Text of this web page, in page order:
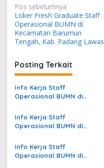
N
a
v
i
g
a
s
i
p
o
s
Pos sebelumnya
Loker Fresh Graduate Staff
Operasional BUMN di
Kecamatan Barumun
Tengah, Kab. Padang Lawas
Posting Terkait
Info Kerja Staff
Operasional BUMN di
Wonogiri
Info Kerja Staff
Operasional BUMN di
Nduga
Info Kerja Staff
Operasional BUMN di